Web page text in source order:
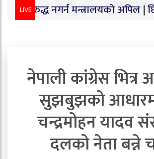
LIVE
मन्त्रालयको अपिल|छिपहरमाईमा
नेपाली कांग्रेस भित्र
सुझबुझको
चन्द्रमोहन यादव
दलको नेता बन्ने